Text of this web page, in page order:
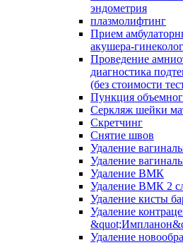
эндометрия
плазмолифтинг
Прием
акушера-
Проведение
диагностика
(без стоимости
Пункция
Серкляж шейки
Скретчинг
Снятие швов
Удаление
Удаление
Удаление ВМК
Удаление ВМК 2
Удаление кисты
Удаление
Удаление